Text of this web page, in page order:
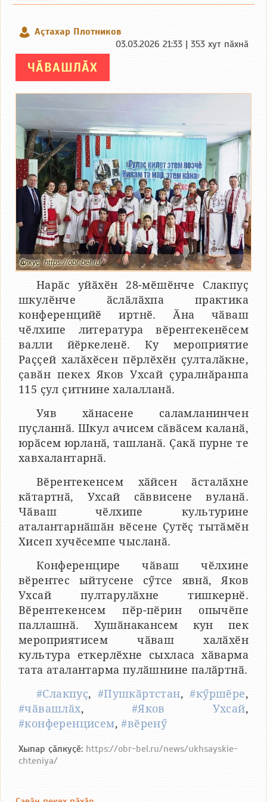
Аçтахар Плотников
03.03.2026 21:33 | 353 хут пӑхнӑ
ЧӐВАШЛӐХ
Ҫӑлкуҫ: https://obr-bel.ru
Нарӑс уйӑхӗн 28-мӗшӗнче Слакпуҫ
шкулӗнче ӑслӑлӑхпа практика
конференцийӗ иртнӗ. Ӑна чӑваш
чӗлхипе литература вӗрентекенӗсем
валли йӗркеленӗ. Ку мероприятие
Раҫҫей халӑхӗсен пӗрлӗхӗн ҫулталӑкне,
ҫавӑн пекех Яков Ухсай ҫуралнӑранпа
115 ҫул ҫитнине халалланӑ.
Уяв хӑнасене саламланинчен
пуҫланнӑ. Шкул ачисем сӑвӑсем каланӑ,
юрӑсем юрланӑ, ташланӑ. Ҫакӑ пурне те
хавхалантарнӑ.
Вӗрентекенсем хӑйсен ӑсталӑхне
кӑтартнӑ, Ухсай сӑввисене вуланӑ.
Чӑваш чӗлхипе культурине
аталантарнӑшӑн вӗсене Ҫутӗҫ тытӑмӗн
Хисеп хучӗсемпе чысланӑ.
Конференцире чӑваш чӗлхине
вӗрентес ыйтусене сӳтсе явнӑ, Яков
Ухсай пултарулӑхне тишкернӗ.
Вӗрентекенсем пӗр-пӗрин опычӗпе
паллашнӑ. Хушӑнакансем кун пек
мероприятисем чӑваш халӑхӗн
культура еткерлӗхне сыхласа хӑварма
тата аталантарма пулӑшнине палӑртнӑ.
#Слакпуҫ, #Пушкӑртстан,#кӳршӗре,
#чӑвашлӑх, #Яков Ухсай,
#конференцисем,#вӗренӳ
Хыпар ҫӑлкуҫӗ: https://obr-bel.ru/news/ukhsayskie-
chteniya/